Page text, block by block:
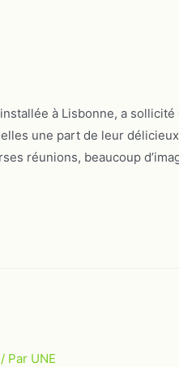
à Lisbonne, a sollicité
une part de leur
réunions, beaucoup
/ Par UNE